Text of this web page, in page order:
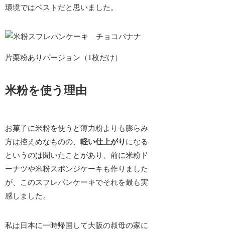
環境ではベストだと思いました。
片栗粉ありバージョン（1枚だけ）
米粉を使う理由
お菓子に米粉を使うと薄力粉よりも膨らみ
方は控えめなものの、軽い仕上がり になる
というのは聞いたことがあり、前に米粉ド
ーナツや米粉スポンジケーキも作りました
が、
このスフレパンケーキでそれを最も実
感しました。
私は日本に一時帰国して大阪の叔母の家に